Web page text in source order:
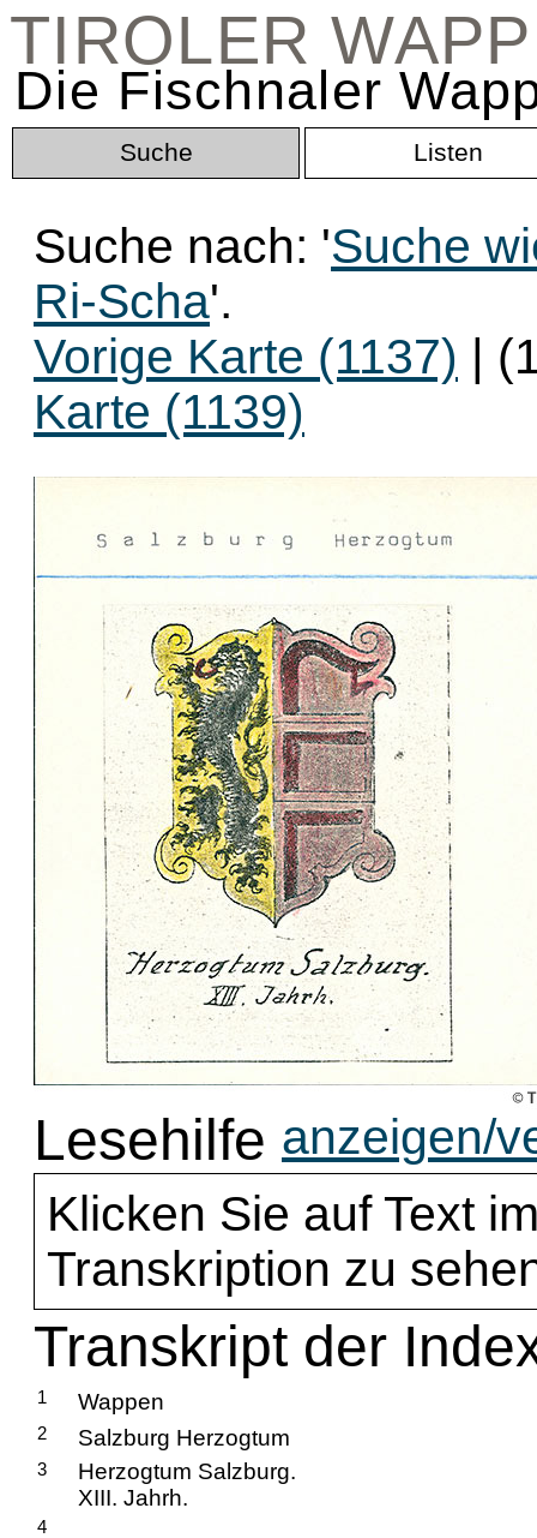
TIROLER
Die Fischnaler
Suche Listen
Suche nach: 'Suche
Ri-Scha'.
Vorige Karte (1137) |
Karte (1139)
Lesehilfe anzeigen/
Klicken Sie auf Text
Transkription zu
Transkript der
1 Wappen
2 Salzburg Herzogtum
3
Herzogtum Salzburg.
XIII. Jahrh.
4